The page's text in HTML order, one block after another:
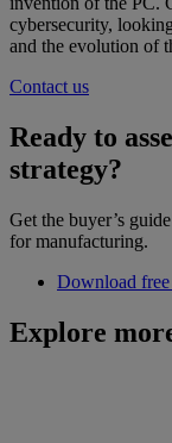
cybersecurity,
and the evolution of
Contact us
Ready to
strategy?
Get the buyer’s
for manufacturing.
Download
Explore